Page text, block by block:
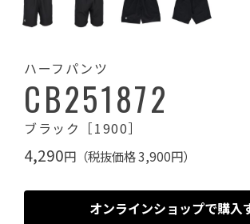
ハーフパンツ
CB251872
ブラック［1900］
4,290円（税抜価格 3,900円）
オンラインショップで購入